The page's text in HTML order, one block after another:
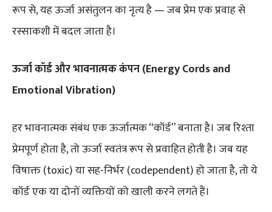
रूप से, यह ऊर्जा असंतुलन का नृत्य है — जब प्रेम एक प्रवाह से
रस्साकशी में बदल जाता है।
ऊर्जा कॉर्ड और भावनात्मक कंपन (Energy Cords and
Emotional Vibration)
हर भावनात्मक संबंध एक ऊर्जात्मक “कॉर्ड” बनाता है। जब रिश्ता
प्रेमपूर्ण होता है, तो ऊर्जा स्वतंत्र रूप से प्रवाहित होती है। जब यह
विषाक्त (toxic) या सह-निर्भर (codependent) हो जाता है, तो ये
कॉर्ड एक या दोनों व्यक्तियों को खाली करने लगते हैं।